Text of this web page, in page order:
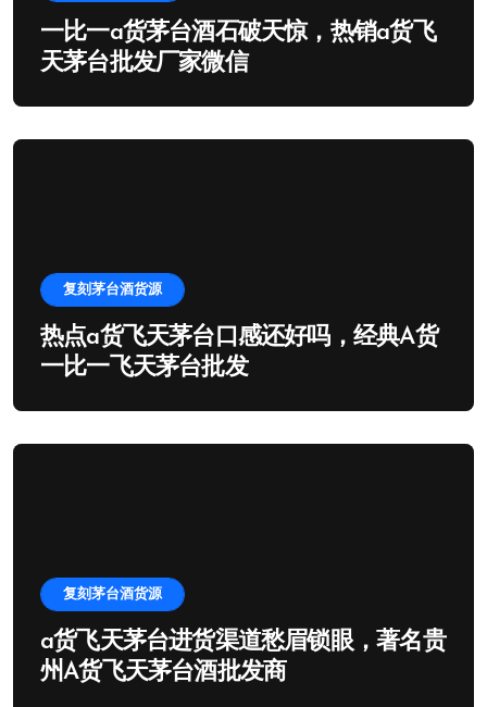
一比一a货茅台酒石破天惊，热销a货飞
天茅台批发厂家微信
复刻茅台酒货源
热点a货飞天茅台口感还好吗，经典A货
一比一飞天茅台批发
复刻茅台酒货源
a货飞天茅台进货渠道愁眉锁眼，著名贵
州A货飞天茅台酒批发商